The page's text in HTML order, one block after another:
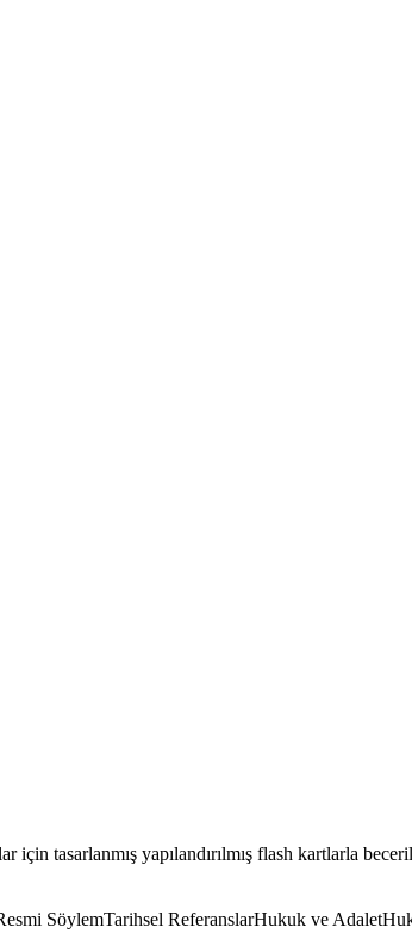
tasarlanmış yapılandırılmış flash kartlarla
SöylemTarihsel ReferanslarHukuk ve Adalet